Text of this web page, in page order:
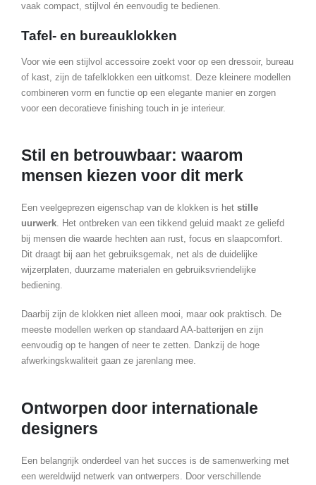
vaak compact, stijlvol én eenvoudig te bedienen.
Tafel- en bureauklokken
Voor wie een stijlvol accessoire zoekt voor op een dressoir, bureau
of kast, zijn de tafelklokken een uitkomst. Deze kleinere modellen
combineren vorm en functie op een elegante manier en zorgen
voor een decoratieve finishing touch in je interieur.
Stil en betrouwbaar: waarom
mensen kiezen voor dit merk
Een veelgeprezen eigenschap van de klokken is het stille
uurwerk. Het ontbreken van een tikkend geluid maakt ze geliefd
bij mensen die waarde hechten aan rust, focus en slaapcomfort.
Dit draagt bij aan het gebruiksgemak, net als de duidelijke
wijzerplaten, duurzame materialen en gebruiksvriendelijke
bediening.
Daarbij zijn de klokken niet alleen mooi, maar ook praktisch. De
meeste modellen werken op standaard AA-batterijen en zijn
eenvoudig op te hangen of neer te zetten. Dankzij de hoge
afwerkingskwaliteit gaan ze jarenlang mee.
Ontworpen door internationale
designers
Een belangrijk onderdeel van het succes is de samenwerking met
een wereldwijd netwerk van ontwerpers. Door verschillende